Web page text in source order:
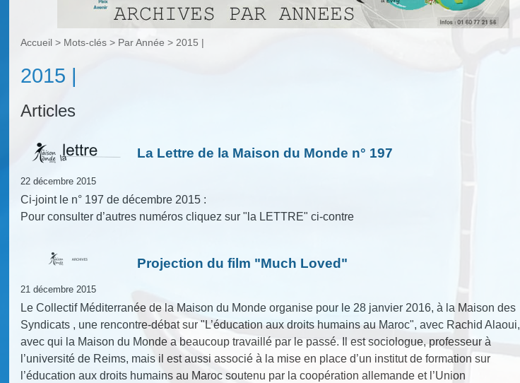
Accueil > Mots-clés > Par Année > 2015 |
2015 |
Articles
La Lettre de la Maison du Monde n° 197
22 décembre 2015
Ci-joint le n° 197 de décembre 2015 :
Pour consulter d’autres numéros cliquez sur "la LETTRE" ci-contre
Projection du film "Much Loved"
21 décembre 2015
Le Collectif Méditerranée de la Maison du Monde organise pour le 28 janvier 2016, à la Maison des
Syndicats , une rencontre-débat sur "L’éducation aux droits humains au Maroc", avec Rachid Alaoui,
avec qui la Maison du Monde a beaucoup travaillé par le passé. Il est sociologue, professeur à
l’université de Reims, mais il est aussi associé à la mise en place d’un institut de formation sur
l’éducation aux droits humains au Maroc soutenu par la coopération allemande et l’Union